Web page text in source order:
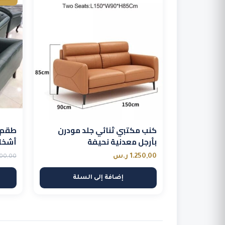
كنب مكتبي ثنائي جلد مودرن
بأرجل معدنية نحيفة
1.250,00 ر.س
إضافة إلى السلة